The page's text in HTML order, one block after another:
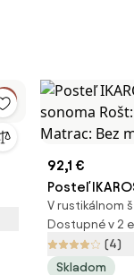
92,1 €
Posteľ
sonoma
Matrac: Bez
V rustikálnom
Dostupné v 2
(4)
Skladom